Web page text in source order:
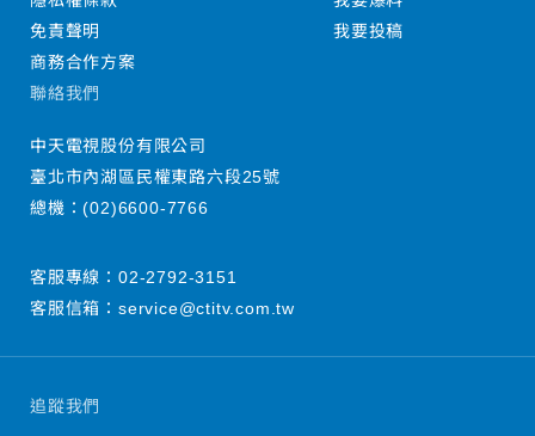
追蹤我們
免責聲明
商務合作方案
我要投稿
聯絡我們
中天電視股份有限公司
臺北市內湖區民權東路六段25號
總機：(02)6600-7766
客服專線： 02-2792-3151
客服信箱： service@ctitv.com.tw